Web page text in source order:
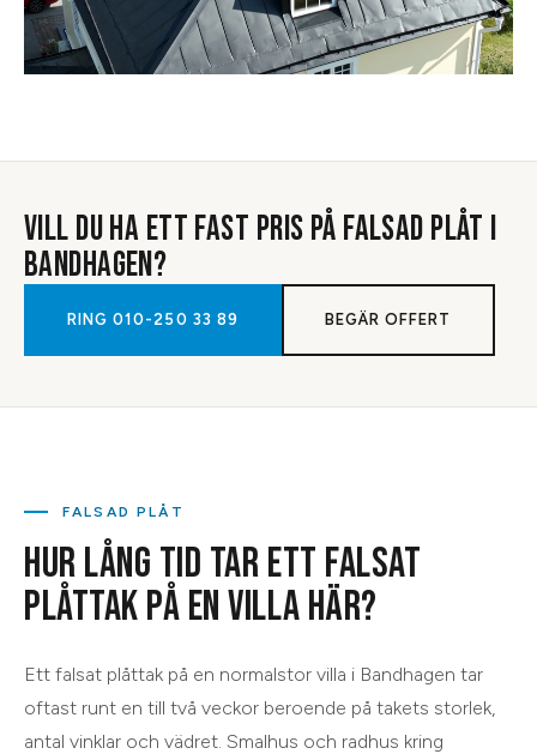
VILL DU HA ETT FAST PRIS PÅ FALSAD PLÅT I
BANDHAGEN?
RING010-250 33 89 BEGÄR OFFERT
FALSAD PLÅT
HUR LÅNG TID TAR ETT FALSAT
PLÅTTAK PÅ EN VILLA HÄR?
Ett falsat plåttak på en normalstor villa i Bandhagen tar
oftast runt en till två veckor beroende på takets storlek,
antal vinklar och vädret. Smalhus och radhus kring